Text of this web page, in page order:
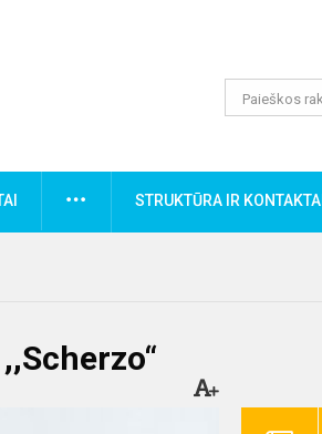
STRUKTŪRA IR KONTAKTAI